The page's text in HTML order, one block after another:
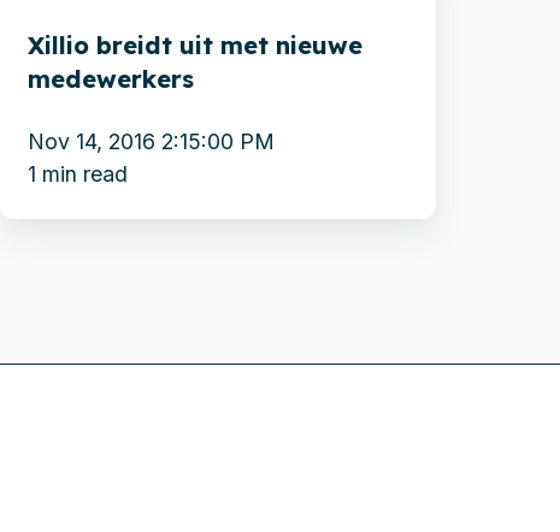
met
nieuwe
medewerkers
Xillio breidt uit met nieuwe
medewerkers
Nov 14, 2016 2:15:00 PM
1 min read